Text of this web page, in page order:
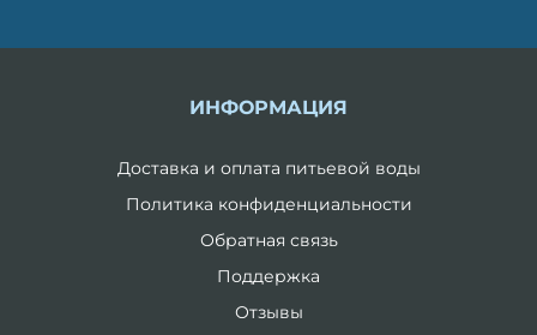
ИНФОРМАЦИЯ
Доставка и оплата питьевой воды
Политика конфиденциальности
Обратная связь
Поддержка
Отзывы